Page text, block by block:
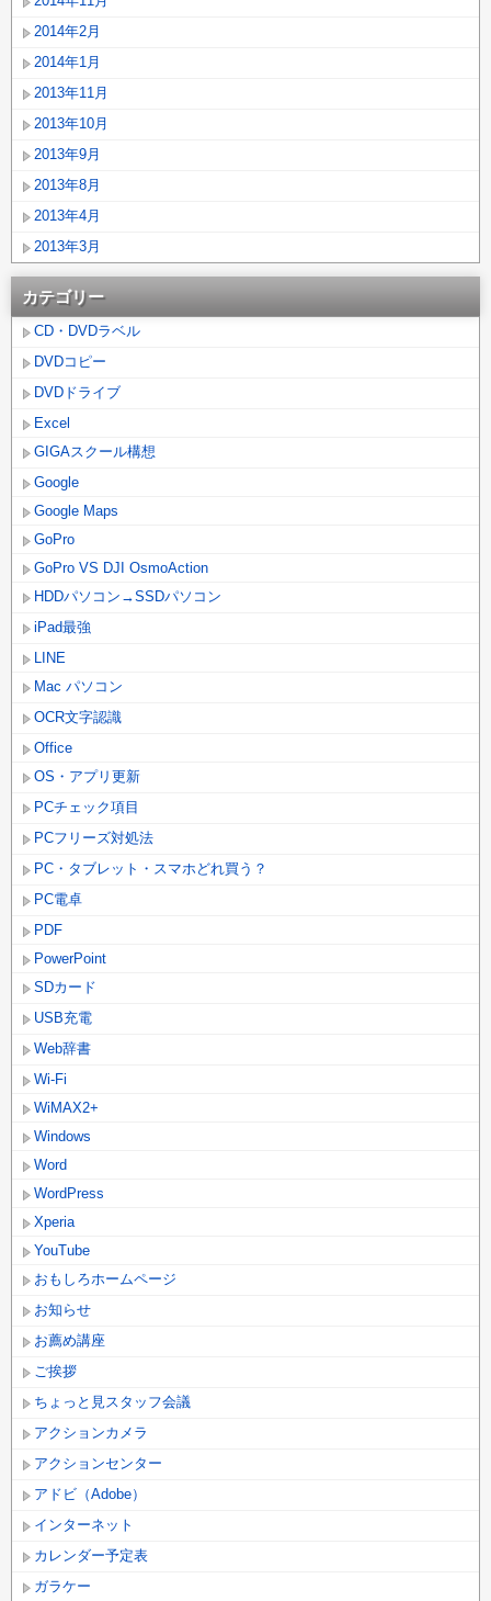
2014年2月
2014年1月
2013年11月
2013年10月
2013年9月
2013年8月
2013年4月
2013年3月
カテゴリー
CD・DVDラベル
DVDコピー
DVDドライブ
Excel
GIGAスクール構想
Google
Google Maps
GoPro
GoPro VS DJI OsmoAction
HDDパソコン→SSDパソコン
iPad最強
LINE
Mac パソコン
OCR文字認識
Office
OS・アプリ更新
PCチェック項目
PCフリーズ対処法
PC・タブレット・スマホどれ買う？
PC電卓
PDF
PowerPoint
SDカード
USB充電
Web辞書
Wi-Fi
WiMAX2+
Windows
Word
WordPress
Xperia
YouTube
おもしろホームページ
お知らせ
お薦め講座
ご挨拶
ちょっと見スタッフ会議
アクションカメラ
アクションセンター
アドビ（Adobe）
インターネット
カレンダー予定表
ガラケー